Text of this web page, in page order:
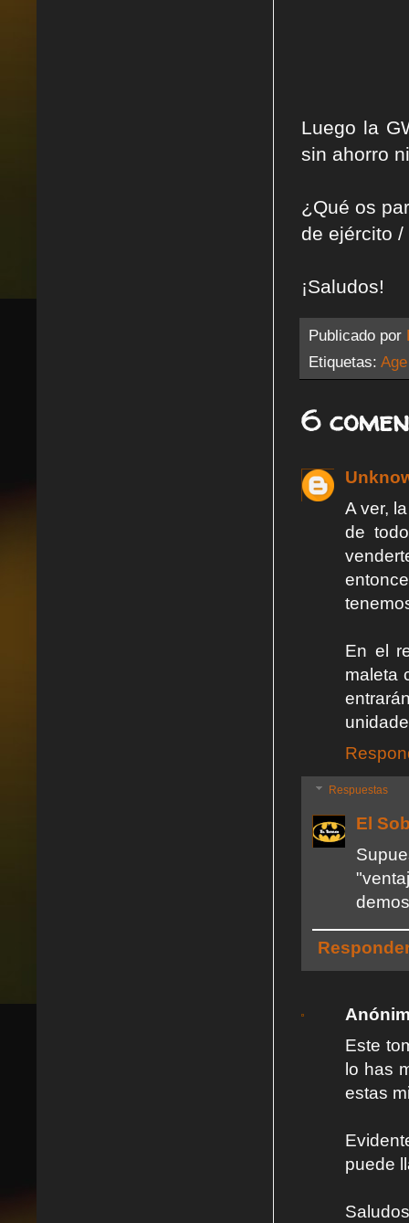
Luego la
sin ahorro
¿Qué os
de ejército
¡Saludos!
Publicado por
Etiquetas:
6
A ver,
de
En el
maleta
Respuestas
El
Este
lo has
estas
puede
Saludos